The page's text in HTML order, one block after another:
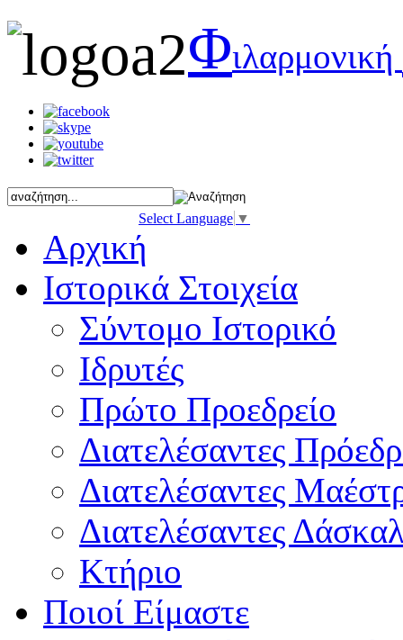
Φιλαρμονική
Select Language ▼
Αρχική
Ιστορικά Στοιχεία
Σύντομο Ιστορικό
Ιδρυτές
Πρώτο Προεδρείο
Διατελέσαντες
Διατελέσαντες
Διατελέσαντες
Κτήριο
Ποιοί Είμαστε